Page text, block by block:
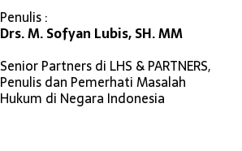
Penulis :
Drs. M. Sofyan Lubis, SH. MM
Senior Partners di LHS & PARTNERS,
Penulis dan Pemerhati Masalah
Hukum di Negara Indonesia